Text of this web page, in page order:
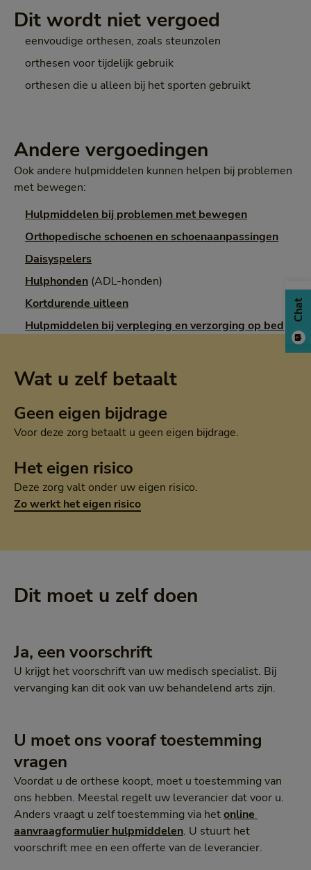
Dit wordt niet vergoed
eenvoudige orthesen, zoals steunzolen
orthesen voor tijdelijk gebruik
orthesen die u alleen bij het sporten gebruikt
Andere vergoedingen
Ook andere hulpmiddelen kunnen helpen bij problemen
met bewegen:
Hulpmiddelen bij problemen met bewegen
Orthopedische schoenen en schoenaanpassingen
Daisyspelers
Hulphonden (ADL-honden)
Kortdurende uitleen
Hulpmiddelen bij verpleging en verzorging op bed
Wat u zelf betaalt
Geen eigen bijdrage
Voor deze zorg betaalt u geen eigen bijdrage.
Het eigen risico
Deze zorg valt onder uw eigen risico.
Zo werkt het eigen risico
Dit moet u zelf doen
Ja, een voorschrift
U krijgt het voorschrift van uw medisch specialist. Bij
vervanging kan dit ook van uw behandelend arts zijn.
U moet ons vooraf toestemming
vragen
Voordat u de orthese koopt, moet u toestemming van
ons hebben. Meestal regelt uw leverancier dat voor u.
Anders vraagt u zelf toestemming via hetonline
aanvraagformulier hulpmiddelen. U stuurt het
voorschrift mee en een offerte van de leverancier.
Chat